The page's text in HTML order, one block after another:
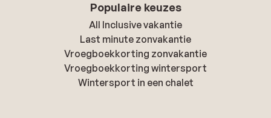
Populaire keuzes
All Inclusive vakantie
Last minute zonvakantie
Vroegboekkorting zonvakantie
Vroegboekkorting wintersport
Wintersport in een chalet